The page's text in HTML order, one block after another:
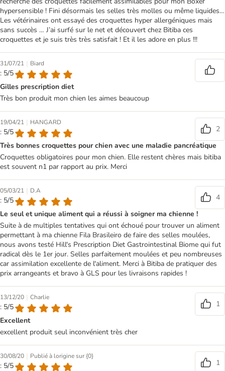
hypersensible ! Fini désormais les selles très molles ou même liquides…
Les vétérinaires ont essayé des croquettes hyper allergéniques mais
sans succès … J’ai surfé sur le net et découvert chez Bitiba ces
croquettes et je suis très très satisfait ! Et il les adore en plus !!!
31/07/21 | Biard
: 5/5
Gilles prescription diet
Très bon produit mon chien les aimes beaucoup
19/04/21 | HANGARD
: 5/5
2
Très bonnes croquettes pour chien avec une maladie pancréatique
Croquettes obligatoires pour mon chien. Elle restent chères mais bitiba
est souvent n1 par rapport au prix. Merci
05/03/21 | D.A
: 5/5
4
Le seul et unique aliment qui a réussi à soigner ma chienne !
Suite à de multiples tentatives qui ont échoué pour trouver un aliment
permettant à ma chienne Fila Brasileiro de faire des selles moulées,
nous avons testé Hill's Prescription Diet Gastrointestinal Biome qui fut
radical dès le 1er jour. Selles parfaitement moulées et peu nombreuses
car assimilation excellente de l'aliment. Merci à Bitiba de pratiquer des
prix arrangeants et bravo à GLS pour les livraisons rapides !
13/12/20 | Charlie
: 5/5
1
Excellent
excellent produit seul inconvénient très cher
30/08/20 | Publié à lorigine sur {0}
: 5/5
1